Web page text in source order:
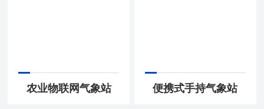
农业物联网气象站 便携式手持气象站